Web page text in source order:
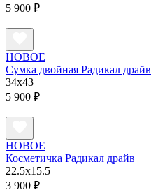
5 900 ₽
НОВОЕ
Сумка двойная Радикал драйв
34х43
5 900 ₽
НОВОЕ
Косметичка Радикал драйв
22.5х15.5
3 900 ₽